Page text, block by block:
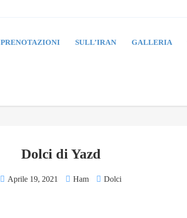
PRENOTAZIONI SULL’IRAN GALLERIA
Dolci di Yazd
Aprile 19, 2021 Ham Dolci